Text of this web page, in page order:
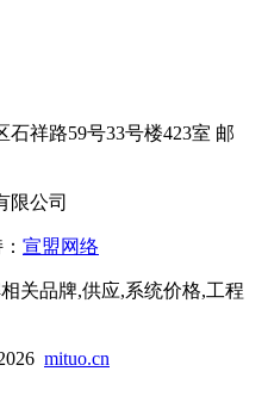
祥路59号33号楼423室 邮
限公司
宣盟网络
关品牌,供应,系统价格,工程
mituo.cn